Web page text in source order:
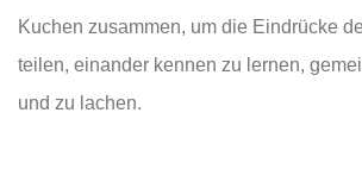
Kuchen zusammen, um die Eindrücke
teilen, einander kennen zu lernen,
und zu lachen.